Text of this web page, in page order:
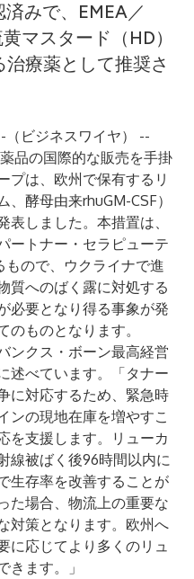
みで、EMEA／
マスタード（HD）
療薬として推奨さ
（ビジネスワイヤ） --
品の国際的な販売を手掛
プは、欧州で保有するリ
酵母由来rhuGM-CSF）
しました。本措置は、
ートナー・セラピューテ
もので、ウクライナで進
質へのばく露に対処する
必要となり得る事象が発
ものとなります。
ンクス・ボーン最高経営
述べています。「タナー
に対応するため、緊急時
ンの現地在庫を増やすこ
を支援します。リューカ
線被ばく後96時間以内に
生存率を改善することが
た場合、物流上の重要な
対策となります。欧州へ
に応じてより多くのリュ
きます。」